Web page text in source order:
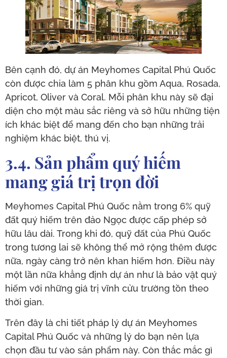
Bên cạnh đó, dự án Meyhomes Capital Phú Quốc
còn được chia làm 5 phân khu gồm Aqua, Rosada,
Apricot, Oliver và Coral. Mỗi phân khu này sẽ đại
diện cho một màu sắc riêng và sở hữu những tiện
ích khác biệt để mang đến cho bạn những trải
nghiệm khác biệt, thú vị.
3.4. Sản phẩm quý hiếm
mang giá trị trọn đời
Meyhomes Capital Phú Quốc nằm trong 6% quỹ
đất quý hiếm trên đảo Ngọc được cấp phép sở
hữu lâu dài. Trong khi đó, quỹ đất của Phú Quốc
trong tương lai sẽ không thể mở rộng thêm được
nữa, ngày càng trở nên khan hiếm hơn. Điều này
một lần nữa khẳng định dự án như là bảo vật quý
hiếm với những giá trị vĩnh cửu trường tồn theo
thời gian.
Trên đây là chi tiết pháp lý dự án Meyhomes
Capital Phú Quốc và những lý do bạn nên lựa
chọn đầu tư vào sản phẩm này. Còn thắc mắc gì